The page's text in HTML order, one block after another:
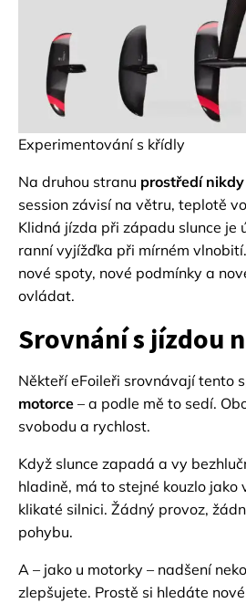
Experimentování s křídly
Na druhou stranu prostředí
session závisí na větru, teplotě
Klidná jízda při západu slunce je
ranní vyjížďka při mírném
nové spoty, nové podmínky a
ovládat.
Srovnání s jízdou
Někteří eFoileři srovnávají tento
motorce – a podle mě to sedí.
svobodu a rychlost.
Když slunce zapadá a vy
hladině, má to stejné kouzlo jako
klikaté silnici. Žádný provoz,
pohybu.
A – jako u motorky – nadšení
zlepšujete. Prostě si hledáte